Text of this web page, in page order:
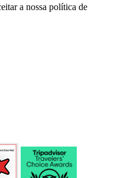
a nossa política de